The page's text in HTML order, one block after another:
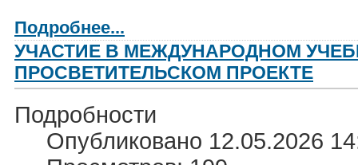
Подробнее...
УЧАСТИЕ В МЕЖДУНАРОДНОМ
ПРОСВЕТИТЕЛЬСКОМ ПРОЕКТЕ
Подробности
Опубликовано 12.05.2026